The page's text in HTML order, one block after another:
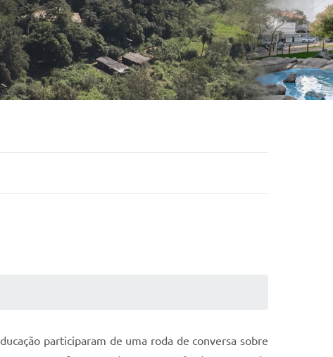
participaram de uma roda de conversa sobre